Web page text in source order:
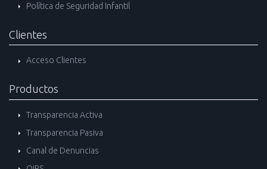
Política de Seguridad Infantil
Clientes
Acceso Clientes
Productos
Transparencia Activa
Transparencia Pasiva
Canal de Denuncias